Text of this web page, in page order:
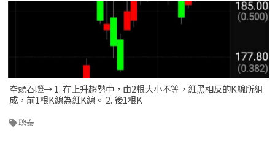
空頭吞噬→ 1. 在上升趨勢中，由2根大小不等，紅黑相反的K線所組
成，前1根K線為紅K線。 2. 後1根K
聰泰